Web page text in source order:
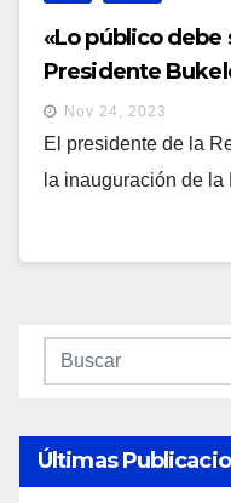
«Lo público
Presidente
Nov 24, 2023
El presidente de la
la inauguración de
Últimas